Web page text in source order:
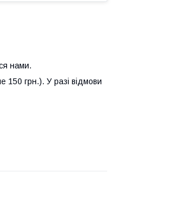
нами.
грн.). У разі відмови